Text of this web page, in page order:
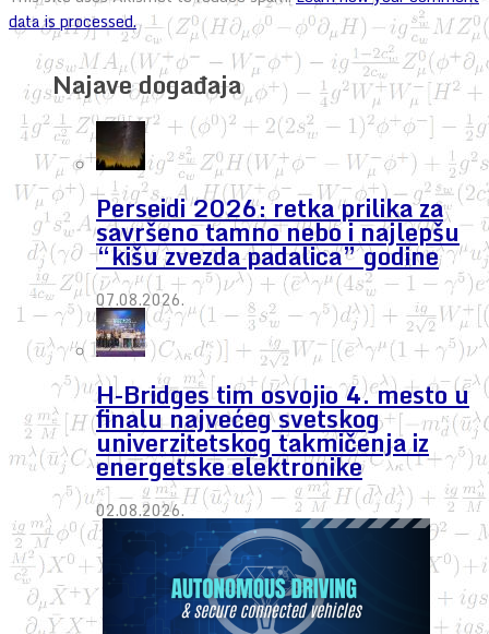
data is processed.
Najave događaja
Perseidi 2026: retka prilika za
savršeno tamno nebo i najlepšu
“kišu zvezda padalica” godine
07.08.2026.
H-Bridges tim osvojio 4. mesto u
finalu najvećeg svetskog
univerzitetskog takmičenja iz
energetske elektronike
02.08.2026.